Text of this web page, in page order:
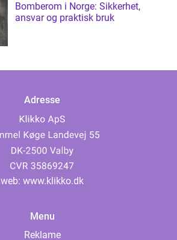
Bomberom i Norge: Sikkerhet,
ansvar og praktisk bruk
Adresse
web: www.klikko.dk
Menu
Reklame